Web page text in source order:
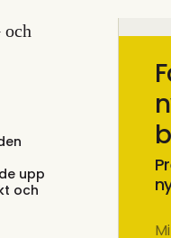
och
upp
och